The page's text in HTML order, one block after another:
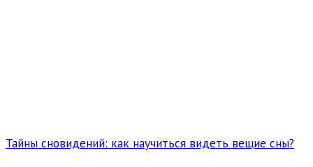
Тайны сновидений: как научиться видеть вещие сны?